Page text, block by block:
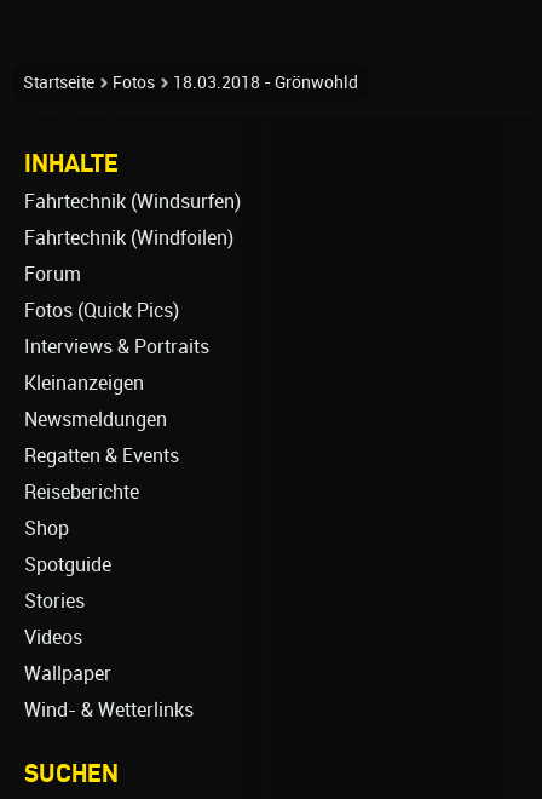
Startseite Fotos 18.03.2018 - Grönwohld
INHALTE
Fahrtechnik (Windsurfen)
Fahrtechnik (Windfoilen)
Forum
Fotos (Quick Pics)
Interviews & Portraits
Kleinanzeigen
Newsmeldungen
Regatten & Events
Reiseberichte
Shop
Spotguide
Stories
Videos
Wallpaper
Wind- & Wetterlinks
SUCHEN